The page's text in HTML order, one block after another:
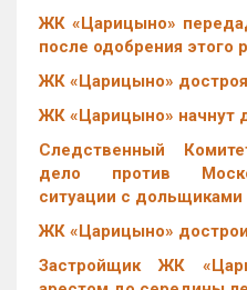
ЖК «Царицыно»
после одобрения
ЖК «Царицыно»
ЖК «Царицыно» начнут
Следственный
дело против
ситуации с
ЖК «Царицыно»
Застройщик ЖК